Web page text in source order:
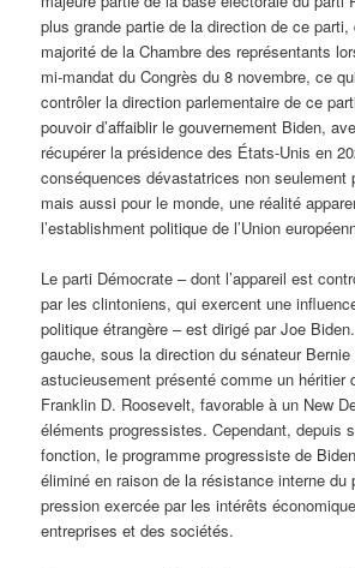
plus grande partie de la direction de ce
majorité de la Chambre des représentants
mi-mandat du Congrès du 8 novembre, ce
contrôler la direction parlementaire de ce
pouvoir d’affaiblir le gouvernement Biden,
récupérer la présidence des États-Unis en
conséquences dévastatrices non seulement
mais aussi pour le monde, une réalité
l’establishment politique de l’Union
Le parti Démocrate – dont l’appareil est
par les clintoniens, qui exercent une
politique étrangère – est dirigé par Joe
gauche, sous la direction du sénateur Bernie
astucieusement présenté comme un héritier
Franklin D. Roosevelt, favorable à un New
éléments progressistes. Cependant, depuis
fonction, le programme progressiste de
éliminé en raison de la résistance interne du
pression exercée par les intérêts
entreprises et des sociétés.